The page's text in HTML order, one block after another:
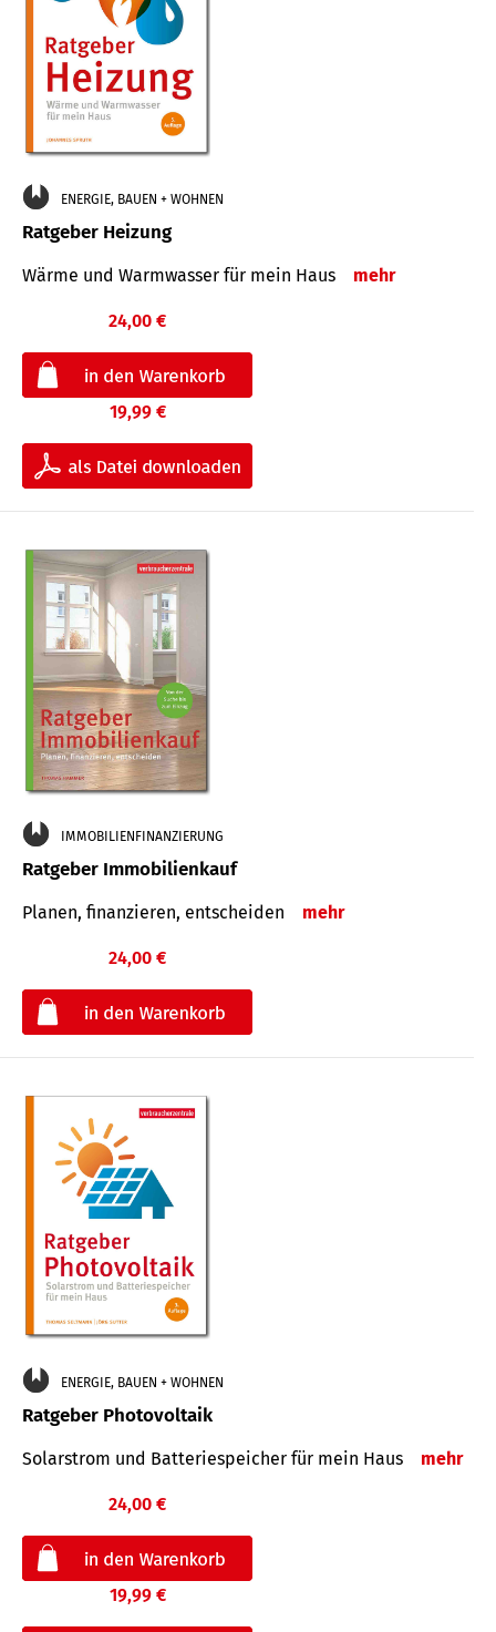
ENERGIE, BAUEN + WOHNEN
Ratgeber Heizung
Wärme und Warmwasser für mein Haus mehr
24,00 €
19,99 €
IMMOBILIENFINANZIERUNG
Ratgeber Immobilienkauf
Planen, finanzieren, entscheiden mehr
24,00 €
ENERGIE, BAUEN + WOHNEN
Ratgeber Photovoltaik
Solarstrom und Batteriespeicher für mein Haus mehr
24,00 €
19,99 €